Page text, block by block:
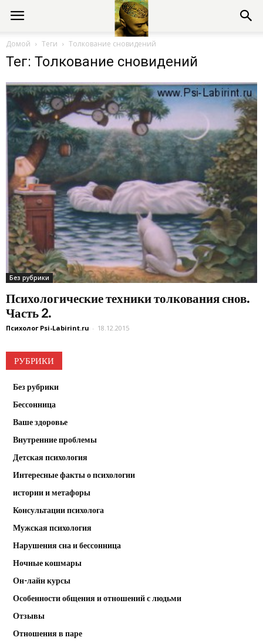
Консультации
психолога
онлайн
Домой Теги Толкование сновидений
Тег: Толкование сновидений
Без рубрики
Психологические техники толкования снов.
Часть 2.
Психолог Psi-Labirint.ru - 18.12.2015
РУБРИКИ
Без рубрики
Бессонница
Ваше здоровье
Внутренние проблемы
Детская психология
Интересные факты о психологии
истории и метафоры
Консультации психолога
Мужская психология
Нарушения сна и бессонница
Ночные кошмары
Он-лайн курсы
Особенности общения и отношений с людьми
Отзывы
Отношения в паре